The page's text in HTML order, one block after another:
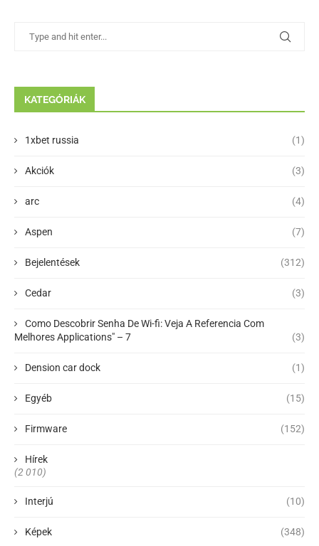
KATEGÓRIÁK
1xbet russia (1)
Akciók (3)
arc (4)
Aspen (7)
Bejelentések (312)
Cedar (3)
Como Descobrir Senha De Wi-fi: Veja A Referencia Com
Melhores Applications" – 7
(3)
Dension car dock (1)
Egyéb (15)
Firmware (152)
Hírek
(2 010)
Interjú (10)
Képek (348)